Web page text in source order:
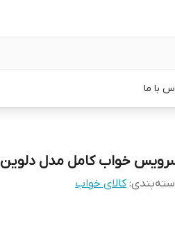
با ما
خواب کامل مدل دلوین
:کالای خواب